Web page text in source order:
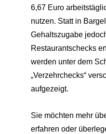
6,67 Euro
nutzen. Statt in
Gehaltszugabe
Restaurantschecks
werden unter dem
„Verzehrchecks“
aufgezeigt.
Sie möchten mehr
erfahren oder